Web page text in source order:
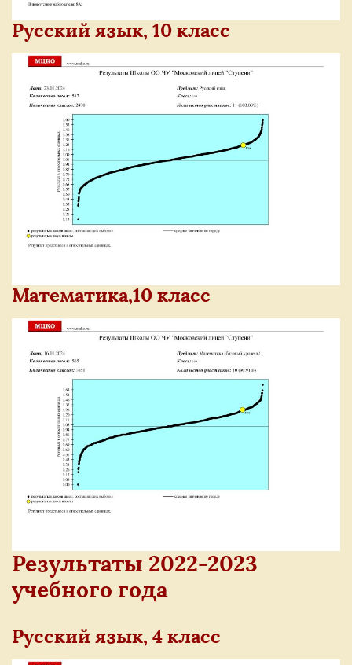
Русский язык, 10 класс
Математика,10 класс
Результаты 2022-2023
учебного года
Русский язык, 4 класс